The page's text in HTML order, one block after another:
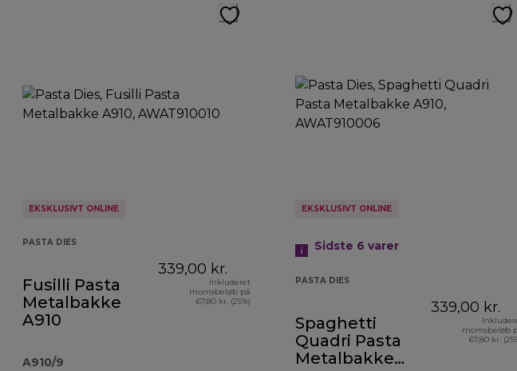
EKSKLUSIVT ONLINE
PASTA DIES
Fusilli Pasta
Metalbakke
A910
A910/9
339,00 kr.
Inkluderet
momsbeløb på
67,80 kr. (25%)
EKSKLUSIVT ONLINE
Sidste 6 varer
PASTA DIES
Spaghetti
Quadri Pasta
Metalbakke
339,00 kr.
momsbeløb
67,80 kr.